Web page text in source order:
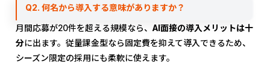
Q2. 何名から導入する意味がありますか？
月間応募が20件を超える規模なら、 AI面接の導入メリットは十
分に出ます。従量課金型なら固定費を抑えて導入できるため、
シーズン限定の採用にも柔軟に使えます。